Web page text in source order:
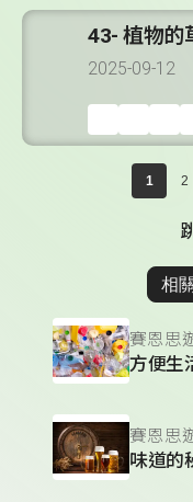
43- 植物的
2025-09-12
1 2
相
賽恩思
方便生
賽恩思
味道的